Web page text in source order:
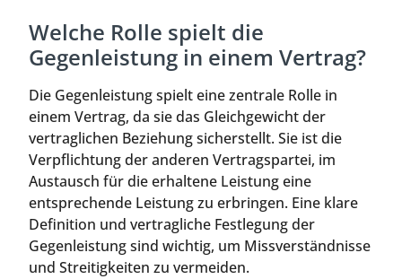
Welche Rolle spielt die
Gegenleistung in einem Vertrag?
Die Gegenleistung spielt eine zentrale Rolle in
einem Vertrag, da sie das Gleichgewicht der
vertraglichen Beziehung sicherstellt. Sie ist die
Verpflichtung der anderen Vertragspartei, im
Austausch für die erhaltene Leistung eine
entsprechende Leistung zu erbringen. Eine klare
Definition und vertragliche Festlegung der
Gegenleistung sind wichtig, um Missverständnisse
und Streitigkeiten zu vermeiden.